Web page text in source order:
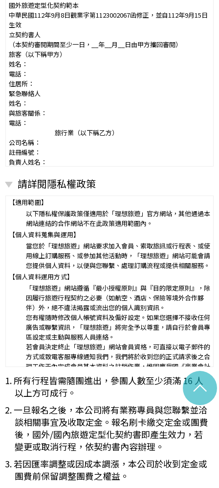
國外旅遊定型化契約範本
中華民國112年9月8日觀業字第1123002067函修正，並自112年9月15日
生效
立契約書人
（本契約審閱期間至少一日，__年__月__日由甲方攜回審閱）
旅客（以下稱甲方）
姓名：
電話：
住居所：
緊急聯絡人
姓名：
與旅客關係：
電話：
旅行業（以下稱乙方）
公司名稱：
註冊編號：
負責人姓名：
營業所：
甲乙雙方同意就本旅遊事項，依下列約定辦理。
第一條（國外旅遊之意義）
本契約所謂國外旅遊，係指到中華民國疆域以外其他國家或地區旅
遊。
赴中國大陸旅行者，準用本旅遊契約之約定。
第二條（適用之範圍及順序）
甲乙雙方關於本旅遊之權利義務，依本契約條款之約定定之；本契約
中未約定者，適用中華民國有關法令之規定。
第三條（旅遊團名稱、旅遊行程及廣告責任）
本旅遊團名稱為____________________
一、 旅遊地區（國家、城市或觀光地點）：________
二、
行程（啟程出發地點、回程之終止地點、日期、交通工具、住
宿旅館、餐飲、遊覽、安排購物行程及其所附隨之服務說
明）：_________
與本契約有關之附件、廣告、宣傳文件、行程表或說明會之說明內容
均視為本契約內容之一部分。乙方應確保廣告內容之真實，對甲方所
負之義務不得低於廣告之內容。
第一項記載得以所刊登之廣告、宣傳文件、行程表或說明會之說明內
未記載第一項內容或記載之內容與刊登廣告、宣傳文件、行程表或說
明會之說明記載不符者，以最有利於甲方之內容為準。
第四條（集合及出發時地）
甲方應於民國_____年_____月_____日_____時_____分於
__________準時集合出發。甲方未準時到約定地點集合致未能出
發，亦未能中途加入旅遊者，視為甲方任意解除契約，乙方得依第十
三條之約定，行使損害賠償請求權。
第五條（旅遊費用及付款方式）
旅遊費用：______________________
除雙方有特別約定者外，甲方應依下列約定繳付：
一、
簽訂本契約時，甲方應以_______(現金、信用卡、轉帳、支票
請詳閱隱私權政策
【適用範圍】
以下隱私權保護政策僅適用於「理想旅遊」官方網站，其他通過本
網站連結的合作網站不在此政策適用範圍內。
【個人資料蒐集與運用】
當您於「理想旅遊」網站要求加入會員、索取旅訊或行程表、或使
用線上訂購服務、或參加其他活動時，「理想旅遊」網站可能會請
您提供個人資料，以便與您聯繫、處理訂購流程或提供相關服務。
【個人資料運用方式】
「理想旅遊」網站遵循『最小授權原則』與『目的限定原則』，除
因履行旅遊行程契約之必要（如航空、酒店、保險等境外合作夥
伴）外，絕不違法揭露或流出您的個人識別資訊。
您有權隨時修改個人帳號資料及偏好設定。如果您選擇不接收任何
廣告或聯繫資訊，「理想旅遊」將完全予以尊重，請自行於會員專
區設定或主動與服務人員連絡。
若會員決定終止「理想旅遊」網站會員資格，可直接以電子郵件的
方式或致電客服專線通知我們，我們將於收到您的正式請求後之合
理工作天內完成會員基本資料之註銷作業，惟因應我國《商業會計
法》及《稅捐稽徵法》之法定保存年限要求，相關交易憑證與帳務
紀錄將於法定保存期限屆滿後自動進行安全銷毀，不在此限。自終
止「理想旅遊」網站會員身份之日起（以本站系統發出之確認電子
郵件為準），您將即刻喪失所有本服務所提供之尊榮優惠及權益。
【Cookies 的運用政策】
為提供個人化的服務，本資訊網會使用 Cookies 技術來儲存並在
某些時候追蹤使用者的資料。本網站使用 Cookies 大多僅基於輔
助作用，例如儲存您偏好的特定種類資料，或儲存相關密碼以方便
您上網至本行網站時不必每次再輸入密碼…等。
※ Cookies 是網站伺服器用來和使用者瀏覽器進行溝通的一種技術，
它可能在使用者的電腦中儲存某些資訊，大部分 Cookies 的有效
1. 所有行程皆需隨團進出，參團人數至少須滿 16 人
以上方可成行。
2. 一旦報名之後，本公司將有業務專員與您聯繫並洽
談相關事宜及收取定金。報名刷卡繳交定金或團費
後，國外/國內旅遊定型化契約書即產生效力，若
變更或取消行程，依契約書內容辦理。
3. 若因匯率調整或因成本調漲，本公司於收到定金或
團費前保留調整團費之權益。
^